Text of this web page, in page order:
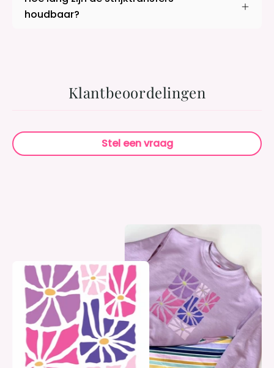
houdbaar?
Klantbeoordelingen
Stel een vraag